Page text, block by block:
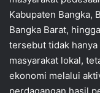
Kabupaten Bangka,
Bangka Barat,
tersebut tidak
masyarakat lokal,
ekonomi melalui